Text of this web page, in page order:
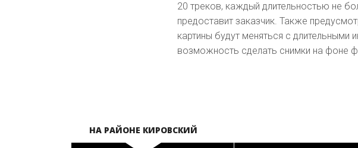
20 треков, каждый длительностью не
предоставит заказчик. Также
картины будут меняться с длительными
возможность сделать снимки на фоне
НА РАЙОНЕ КИРОВСКИЙ